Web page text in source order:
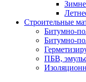
Строительные
Битумно-
Битумно-
ПБВ,